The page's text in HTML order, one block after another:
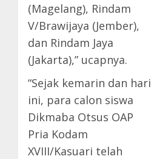
(Magelang), Rindam
V/Brawijaya (Jember),
dan Rindam Jaya
(Jakarta),” ucapnya.
“Sejak kemarin dan hari
ini, para calon siswa
Dikmaba Otsus OAP
Pria Kodam
XVIII/Kasuari telah